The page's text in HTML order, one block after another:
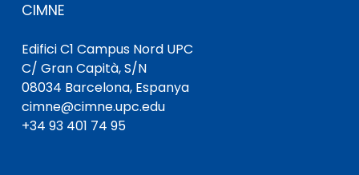
CIMNE
Edifici C1 Campus Nord UPC
C/ Gran Capità, S/N
08034 Barcelona, ​​Espanya
cimne@cimne.upc.edu
+34 93 401 74 95